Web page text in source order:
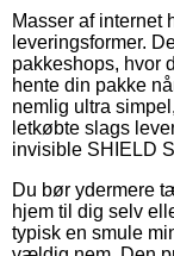
Masser af internet
leveringsformer.
pakkeshops, hvor
hente din pakke
nemlig ultra
letkøbte slags
invisible SHIELD
Du bør ydermere
hjem til dig selv
typisk en smule